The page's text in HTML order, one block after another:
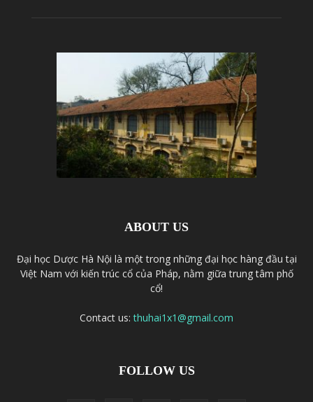
ABOUT US
Đại học Dược Hà Nội là một trong những đại học hàng đầu tại
Việt Nam với kiến trúc cổ của Pháp, nằm giữa trung tâm phố
cổ!
Contact us:thuhai1x1@gmail.com
FOLLOW US